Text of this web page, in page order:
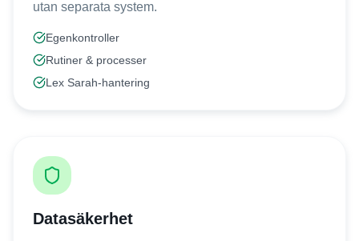
utan separata system.
Egenkontroller
Rutiner & processer
Lex Sarah-hantering
Datasäkerhet